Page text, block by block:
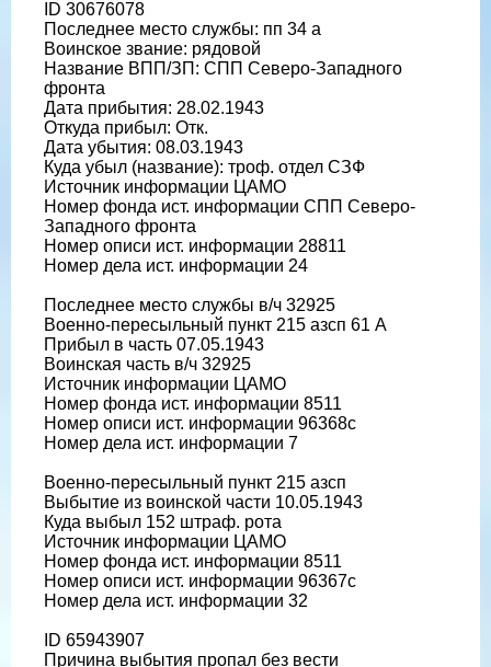
ID 30676078
Последнее место службы: пп 34 а
Воинское звание: рядовой
Название ВПП/ЗП: СПП Северо-Западного
фронта
Дата прибытия: 28.02.1943
Откуда прибыл: Отк.
Дата убытия: 08.03.1943
Куда убыл (название): троф. отдел СЗФ
Источник информации ЦАМО
Номер фонда ист. информации СПП Северо-
Западного фронта
Номер описи ист. информации 28811
Номер дела ист. информации 24
Последнее место службы в/ч 32925
Военно-пересыльный пункт 215 азсп 61 А
Прибыл в часть 07.05.1943
Воинская часть в/ч 32925
Источник информации ЦАМО
Номер фонда ист. информации 8511
Номер описи ист. информации 96368с
Номер дела ист. информации 7
Военно-пересыльный пункт 215 азсп
Выбытие из воинской части 10.05.1943
Куда выбыл 152 штраф. рота
Источник информации ЦАМО
Номер фонда ист. информации 8511
Номер описи ист. информации 96367с
Номер дела ист. информации 32
ID 65943907
Причина выбытия пропал без вести